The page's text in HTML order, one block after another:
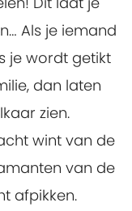
Als je iemand
je wordt getikt
dan laten
zien.
wint van de
van de
afpikken.